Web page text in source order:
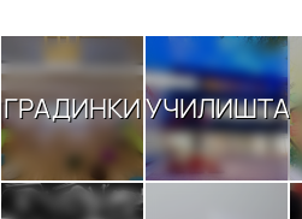
ГРАДИНКИУЧИЛИШТА